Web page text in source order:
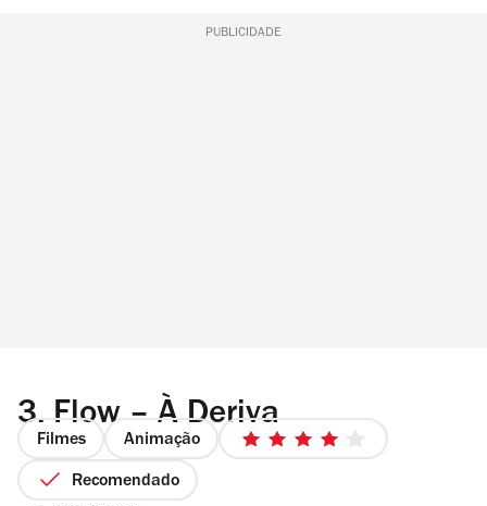
PUBLICIDADE
3. Flow – À Deriva
Filmes Animação
4/5
Recomendado